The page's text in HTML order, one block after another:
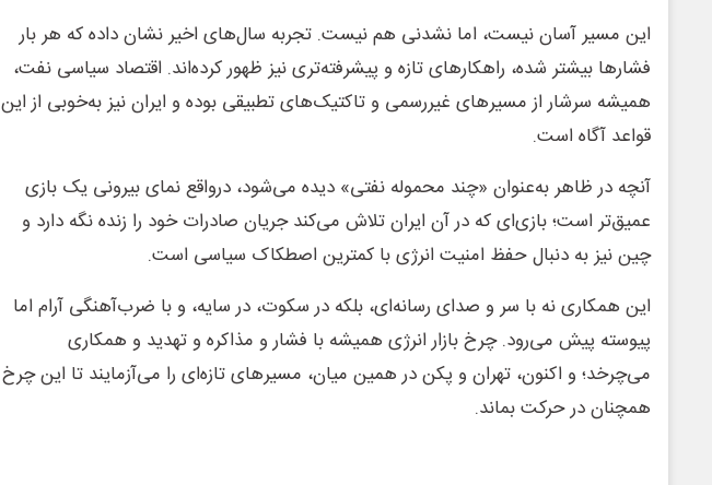
این مسیر آسان نیست، اما نشدنی هم نیست. تجربه سال‌های اخیر نشان داده که هر بار
فشارها بیشتر شده، راهکارهای تازه و پیشرفته‌تری نیز ظهور کرده‌اند. اقتصاد سیاسی نفت،
همیشه سرشار از مسیرهای غیررسمی و تاکتیک‌های تطبیقی بوده و ایران نیز به‌خوبی از این
قواعد آگاه است.
آنچه در ظاهر به‌عنوان «چند محموله نفتی» دیده می‌شود، درواقع نمای بیرونی یک بازی
عمیق‌تر است؛ بازی‌ای که در آن ایران تلاش می‌کند جریان صادرات خود را زنده نگه دارد و
چین نیز به دنبال حفظ امنیت انرژی با کمترین اصطکاک سیاسی است.
این همکاری نه با سر و صدای رسانه‌ای، بلکه در سکوت، در سایه، و با ضرب‌آهنگی آرام اما
پیوسته پیش می‌رود. چرخ بازار انرژی همیشه با فشار و مذاکره و تهدید و همکاری
می‌چرخد؛ و اکنون، تهران و پکن در همین میان، مسیرهای تازه‌ای را می‌آزمایند تا این چرخ
همچنان در حرکت بماند.